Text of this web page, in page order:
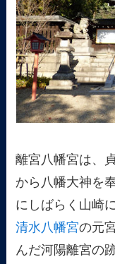
離宮八幡宮は、
から八幡大神を
にしばらく山崎
清水八幡宮の元
んだ河陽離宮の